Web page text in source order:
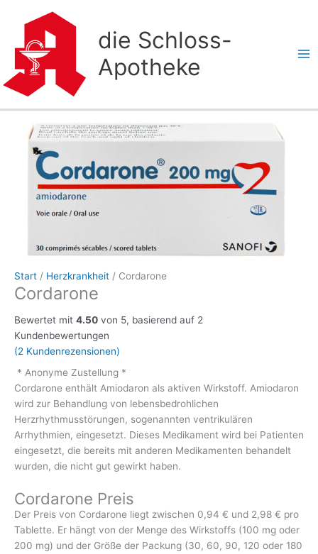
Inhalt
springen
die Schloss-
Apotheke
Start / Herzkrankheit / Cordarone
Cordarone
Bewertet mit 4.50 von 5, basierend auf 2
Kundenbewertungen
(2 Kundenrezensionen)
* Anonyme Zustellung *
Cordarone enthält Amiodaron als aktiven Wirkstoff. Amiodaron
wird zur Behandlung von lebensbedrohlichen
Herzrhythmusstörungen, sogenannten ventrikulären
Arrhythmien, eingesetzt. Dieses Medikament wird bei Patienten
eingesetzt, die bereits mit anderen Medikamenten behandelt
wurden, die nicht gut gewirkt haben.
Cordarone Preis
Der Preis von Cordarone liegt zwischen 0,94 € und 2,98 € pro
Tablette. Er hängt von der Menge des Wirkstoffs (100 mg oder
200 mg) und der Größe der Packung (30, 60, 90, 120 oder 180